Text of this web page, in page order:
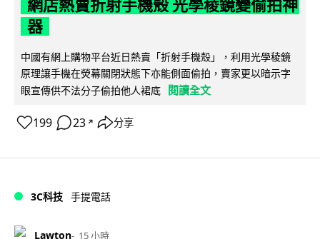
網店熱賣折射手機殼 光學稜鏡變偷拍神
器
中國有網上購物平台近日熱賣「折射手機殼」，利用光學稜鏡
原理讓手機在熒幕關閉狀態下亦能側面偷拍，賣家更以暗示字
眼宣傳供不法分子偷拍他人裙底
閱讀全文
199 23 ↗ 分享
3C科技 手提電話
Lawton 15 小時